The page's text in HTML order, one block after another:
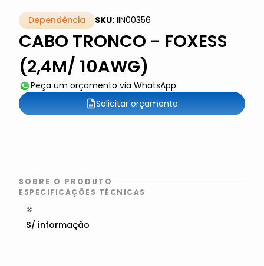
Dependência SKU: IIN00356
CABO TRONCO - FOXESS
(2,4M/ 10AWG)
Peça um orçamento via WhatsApp
Solicitar orçamento
SOBRE O PRODUTO
ESPECIFICAÇÕES TÉCNICAS
S/ informação